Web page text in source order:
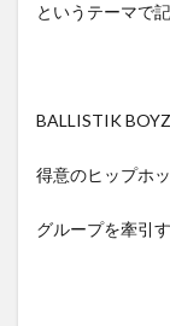
というテーマで
BALLISTIK
得意のヒップホ
グループを牽引